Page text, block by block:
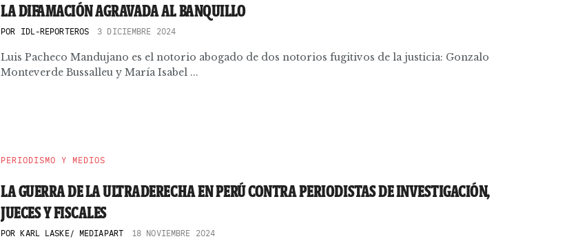
LA DIFAMACIÓN AGRAVADA AL BANQUILLO
POR IDL-REPORTEROS 3 DICIEMBRE 2024
Luis Pacheco Mandujano es el notorio abogado de dos notorios fugitivos de la justicia: Gonzalo
Monteverde Bussalleu y María Isabel ...
PERIODISMO Y MEDIOS
LA GUERRA DE LA ULTRADERECHA EN PERÚ CONTRA PERIODISTAS DE INVESTIGACIÓN,
JUECES Y FISCALES
POR KARL LASKE/ MEDIAPART 18 NOVIEMBRE 2024